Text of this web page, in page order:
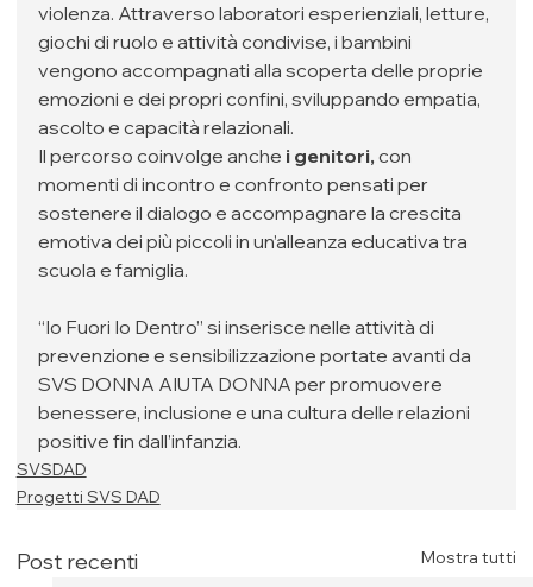
violenza. Attraverso laboratori esperienziali, letture,
giochi di ruolo e attività condivise, i bambini
vengono accompagnati alla scoperta delle proprie
emozioni e dei propri confini, sviluppando empatia,
ascolto e capacità relazionali.
Il percorso coinvolge anche i genitori, con
momenti di incontro e confronto pensati per
sostenere il dialogo e accompagnare la crescita
emotiva dei più piccoli in un’alleanza educativa tra
scuola e famiglia.
“Io Fuori Io Dentro” si inserisce nelle attività di
prevenzione e sensibilizzazione portate avanti da
SVS DONNA AIUTA DONNA per promuovere
benessere, inclusione e una cultura delle relazioni
positive fin dall’infanzia.
SVSDAD
Progetti SVS DAD
Post recenti Mostra tutti